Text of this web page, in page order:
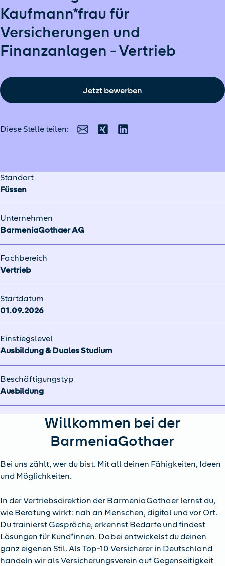
Kaufmann*frau für
Versicherungen und
Finanzanlagen - Vertrieb
Jetzt bewerben
Diese Stelle teilen:
E-MailXing LinkedIn
Standort
Füssen
Unternehmen
BarmeniaGothaer AG
Fachbereich
Vertrieb
Startdatum
01.09.2026
Einstiegslevel
Ausbildung & Duales Studium
Beschäftigungstyp
Ausbildung
Willkommen bei der
BarmeniaGothaer
Bei uns zählt, wer du bist. Mit all deinen Fähigkeiten, Ideen
und Möglichkeiten.
In der Vertriebsdirektion der BarmeniaGothaer lernst du,
wie Beratung wirkt: nah an Menschen, digital und vor Ort.
Du trainierst Gespräche, erkennst Bedarfe und findest
Lösungen für Kund*innen. Dabei entwickelst du deinen
ganz eigenen Stil. Als Top-10 Versicherer in Deutschland
handeln wir als Versicherungsverein auf Gegenseitigkeit